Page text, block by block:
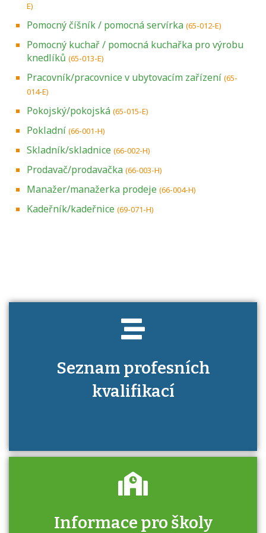
E)
Pomocný číšník / pomocná servírka (65-012-E)
Pomocný kuchař / pomocná kuchařka pro výrobu
knedlíků (65-013-E)
Pracovník/pracovnice v ubytovacím zařízení (65-
014-E)
Pokojský/pokojská (65-015-E)
Pokladní (66-001-H)
Skladník/skladnice (66-002-H)
Prodavač/prodavačka (66-003-H)
Manažer/manažerka prodeje (66-004-H)
Kadeřník/kadeřnice (69-071-H)
Seznam profesních
kvalifikací
Projděte si seznam profesních kvalifikací.
Informace pro školy
Zjistěte, jak se přihlásit ke zkoušce a kde